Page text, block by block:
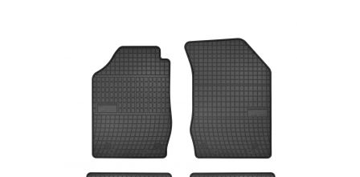
oblíbeným